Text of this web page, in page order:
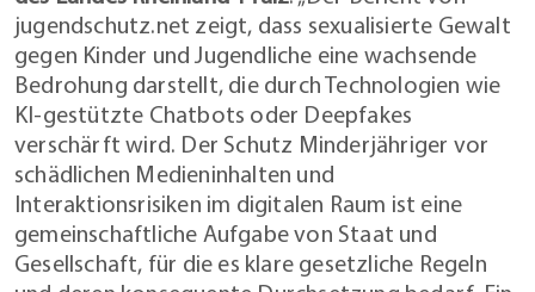
jugendschutz.net zeigt, dass sexualisierte Gewalt
gegen Kinder und Jugendliche eine wachsende
Bedrohung darstellt, die durch Technologien wie
KI-gestützte Chatbots oder Deepfakes
verschärft wird. Der Schutz Minderjähriger vor
schädlichen Medieninhalten und
Interaktionsrisiken im digitalen Raum ist eine
gemeinschaftliche Aufgabe von Staat und
Gesellschaft, für die es klare gesetzliche Regeln